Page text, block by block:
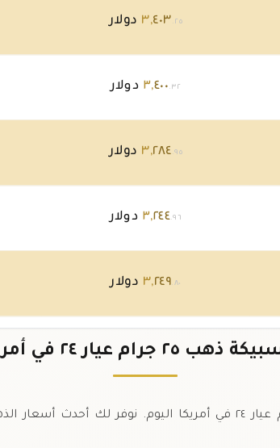
٣,٤٠٣.٢٥ دولار
٣,٤٠٠.٣٢ دولار
٣,٢٨٤.٩٥ دولار
٣,٢٤٤.٩٦ دولار
٣,٢٤٩.٨٠ دولار
٣,٢٤٩.٨٠ دولار ٢٥ جرام عيار ٢٤ في أمريكا
تابع سعر سبيكة الذهب ٢٥ جرام عيار ٢٤ في أمريكا اليوم. نوفر